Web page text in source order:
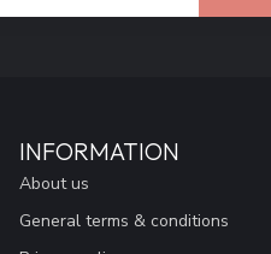
INFORMATION
About us
General terms & conditions